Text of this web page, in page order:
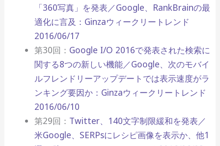
「360写真」を発表／Google、RankBrainの最
適化に言及：Ginzaウィークリートレンド
2016/06/17
第30回： Google I/O 2016で発表された検索に
関する8つの新しい機能／Google、次のモバイ
ルフレンドリーアップデートでは表示速度がラ
ンキング要因か：Ginzaウィークリートレンド
2016/06/10
第29回： Twitter、140文字制限緩和を発表／
米Google、SERPsにレシピ画像を表示か、他1